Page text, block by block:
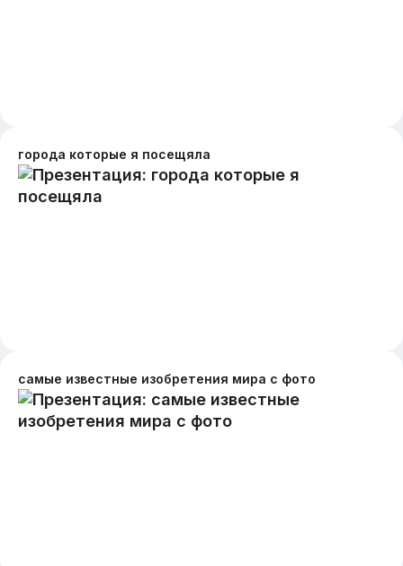
города которые я посещяла
самые известные изобретения мира с фото